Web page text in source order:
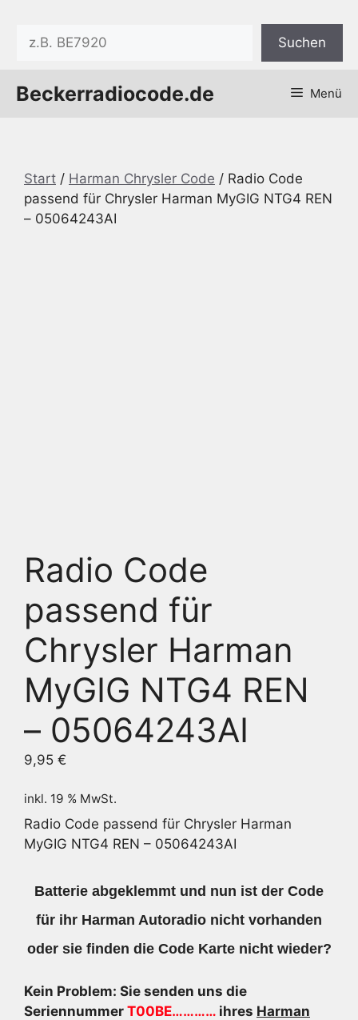
springen
Suchen
Beckerradiocode.de Menü
Start / Harman Chrysler Code / Radio Code
passend für Chrysler Harman MyGIG NTG4 REN
– 05064243AI
Radio Code
passend für
Chrysler Harman
MyGIG NTG4 REN
– 05064243AI
9,95 €
inkl. 19 % MwSt.
Radio Code passend für Chrysler Harman
MyGIG NTG4 REN – 05064243AI
Batterie abgeklemmt und nun ist der Code
für ihr Harman Autoradio nicht vorhanden
oder sie finden die Code Karte nicht wieder?
Kein Problem: Sie senden uns die
Seriennummer T00BE………… ihres Harman